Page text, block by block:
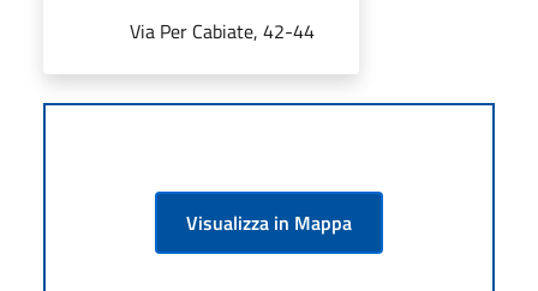
Via Per Cabiate, 42-44
Visualizza in Mappa